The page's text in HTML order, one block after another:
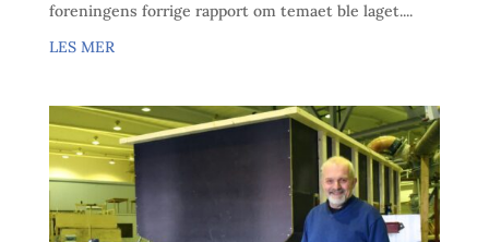
foreningens forrige rapport om temaet ble laget....
LES MER